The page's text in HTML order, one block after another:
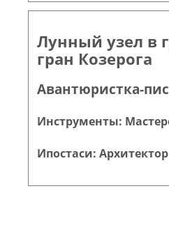
Лунный узел в
гран Козерога
Авантюристка-
Инструменты:
Ипостаси: